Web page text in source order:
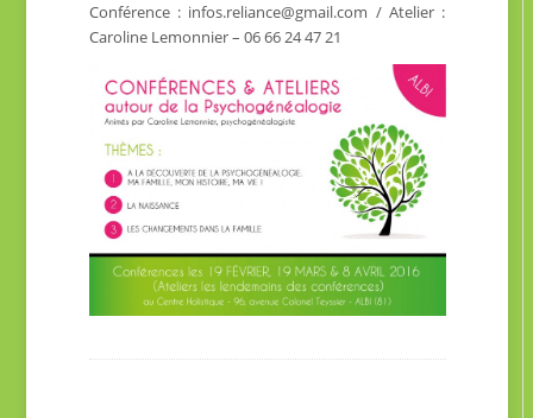
Conférence : infos.reliance@gmail.com / Atelier :
Caroline Lemonnier – 06 66 24 47 21